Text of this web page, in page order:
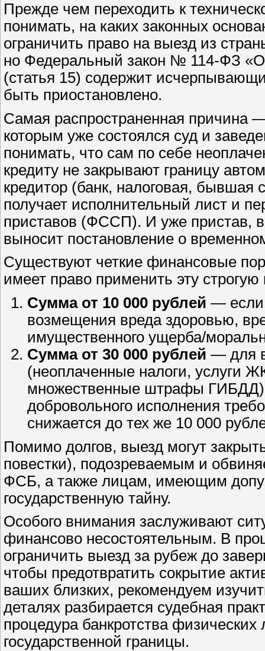
Прежде чем переходить к
понимать, на каких законных
ограничить право на выезд из
но Федеральный закон № 114-ФЗ
(статья 15) содержит
быть приостановлено.
Самая распространенная причина
которым уже состоялся суд и
понимать, что сам по себе
кредиту не закрывают границу
кредитор (банк, налоговая, бывшая
получает исполнительный лист и
приставов (ФССП). И уже пристав, в
выносит постановление о
Существуют четкие финансовые
имеет право применить эту строгую
Сумма от 10 000 рублей — если
возмещения вреда здоровью,
имущественного ущерба/
Сумма от 30 000 рублей — для
(неоплаченные налоги, услуги
множественные штрафы ГИБДД).
добровольного исполнения
снижается до тех же 10 000
Помимо долгов, выезд могут
повестки), подозреваемым и
ФСБ, а также лицам, имеющим
государственную тайну.
Особого внимания заслуживают
финансово несостоятельным. В
ограничить выезд за рубеж до
чтобы предотвратить сокрытие
ваших близких, рекомендуем
деталях разбирается судебная
процедура банкротства
государственной границы.